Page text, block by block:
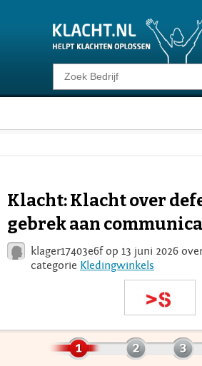
Klacht melden
Consumentenrecht
Login
Klacht: Klacht over
gebrek aan
klager17403e6f op 13 juni 2026
categorie Kledingwinkels